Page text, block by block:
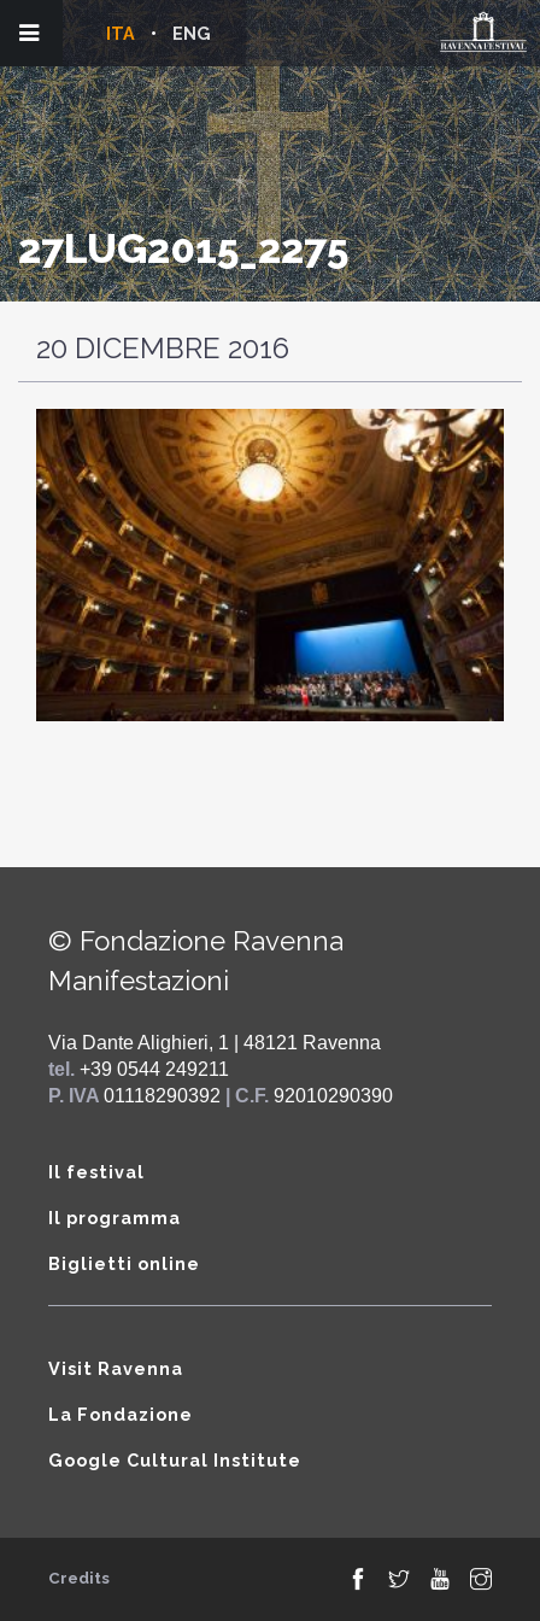
ENG
ITA
27LUG2015_2275
20 DICEMBRE 2016
© Fondazione Ravenna
Manifestazioni
Via Dante Alighieri, 1 | 48121 Ravenna
tel. +39 0544 249211
P. IVA 01118290392 | C.F. 92010290390
Il festival
Il programma
Biglietti online
Visit Ravenna
La Fondazione
Google Cultural Institute
Credits